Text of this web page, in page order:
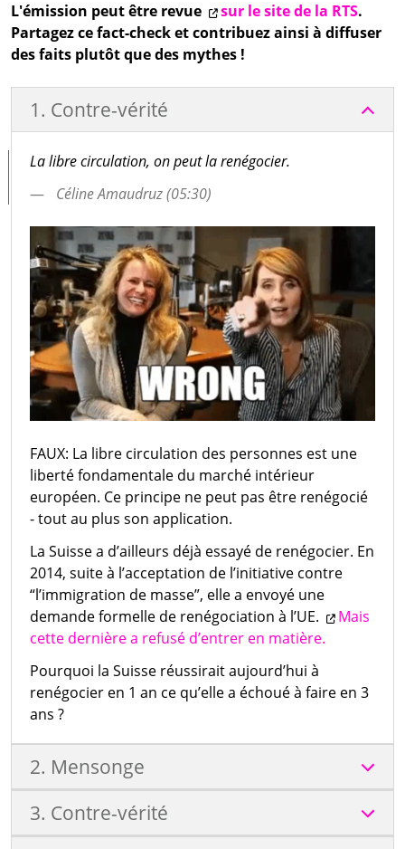
L'émission peut être revue
sur le site de la RTS.
Partagez ce fact-check et contribuez ainsi à diffuser
des faits plutôt que des mythes !
1. Contre-vérité
La libre circulation, on peut la renégocier.
Céline Amaudruz (05:30)
FAUX: La libre circulation des personnes est une
liberté fondamentale du marché intérieur
européen. Ce principe ne peut pas être renégocié
- tout au plus son application.
La Suisse a d’ailleurs déjà essayé de renégocier. En
2014, suite à l’acceptation de l’initiative contre
“l’immigration de masse”, elle a envoyé une
demande formelle de renégociation à l’UE.
Mais
cette dernière a refusé d’entrer en matière.
Pourquoi la Suisse réussirait aujourd’hui à
renégocier en 1 an ce qu’elle a échoué à faire en 3
ans ?
2. Mensonge
3. Contre-vérité